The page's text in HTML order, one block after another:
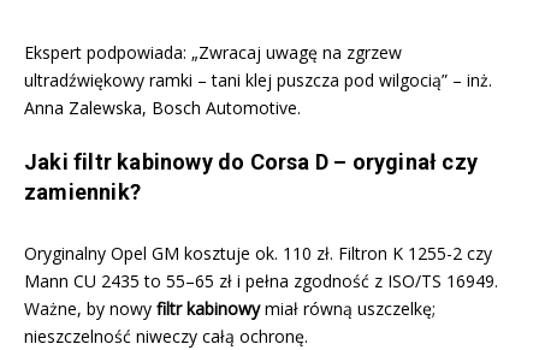
Ekspert podpowiada: „Zwracaj uwagę na zgrzew
ultradźwiękowy ramki – tani klej puszcza pod wilgocią” – inż.
Anna Zalewska, Bosch Automotive.
Jaki filtr kabinowy do Corsa D – oryginał czy
zamiennik?
Oryginalny Opel GM kosztuje ok. 110 zł. Filtron K 1255-2 czy
Mann CU 2435 to 55–65 zł i pełna zgodność z ISO/TS 16949.
Ważne, by nowy filtr kabinowymiał równą uszczelkę;
nieszczelność niweczy całą ochronę.